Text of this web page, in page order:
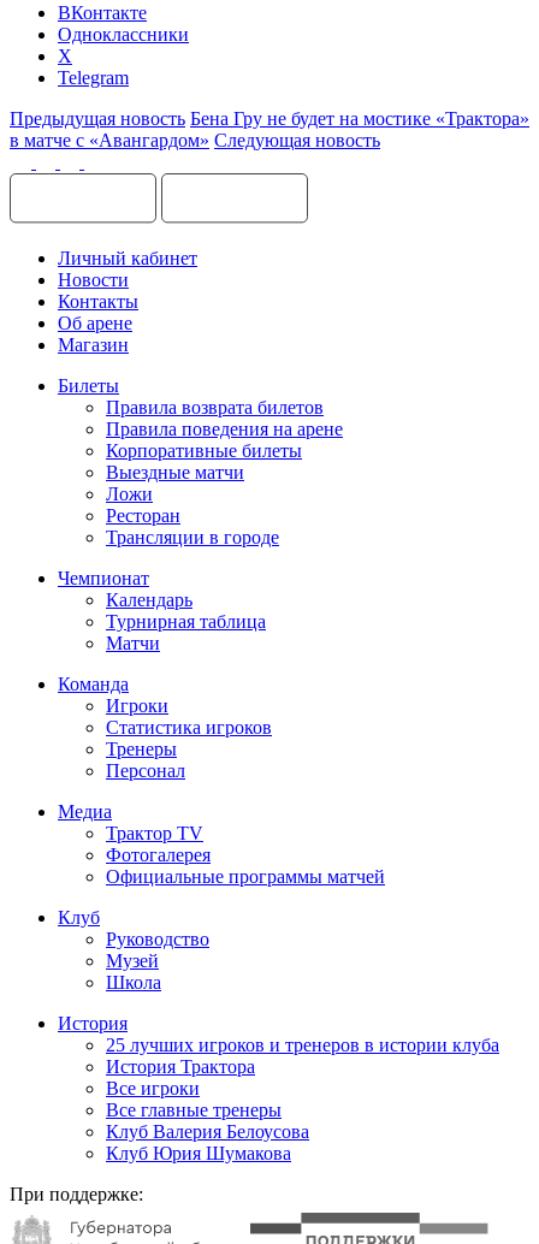
ВКонтакте
Одноклассники
X
Telegram
Предыдущая новость Бена Гру не будет на мостике «Трактора»
в матче с «Авангардом» Следующая новость
Личный кабинет
Новости
Контакты
Об арене
Магазин
Билеты
Правила возврата билетов
Правила поведения на арене
Корпоративные билеты
Выездные матчи
Ложи
Ресторан
Трансляции в городе
Чемпионат
Календарь
Турнирная таблица
Матчи
Команда
Игроки
Статистика игроков
Тренеры
Персонал
Медиа
Трактор TV
Фотогалерея
Официальные программы матчей
Клуб
Руководство
Музей
Школа
История
25 лучших игроков и тренеров в истории клуба
История Трактора
Все игроки
Все главные тренеры
Клуб Валерия Белоусова
Клуб Юрия Шумакова
При поддержке: